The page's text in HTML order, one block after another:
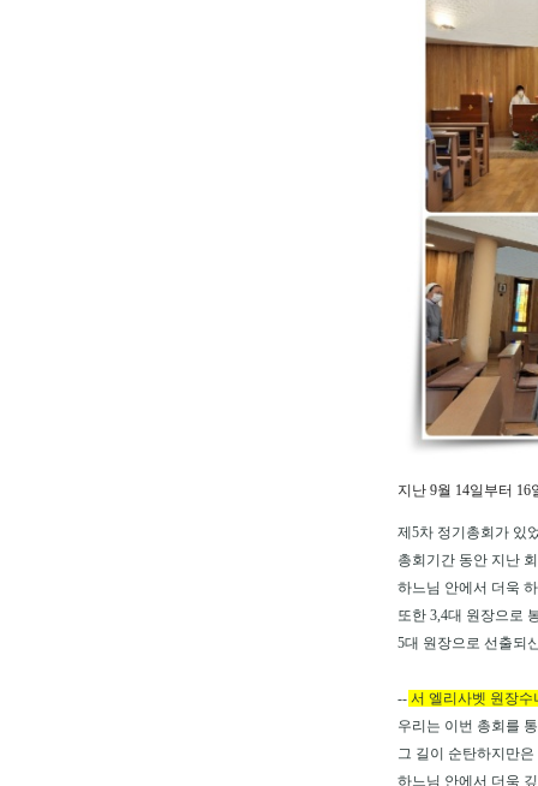
지난 9월 14일부터
제5차 정기총회가 있
총회기간 동안 지난
하느님 안에서 더욱
또한 3,4대 원장으로
5대 원장으로 선출되
-- 서 엘리사벳 원장수
우리는 이번 총회를
그 길이 순탄하지만
하느님 안에서 더욱